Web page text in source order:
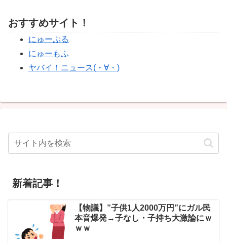
おすすめサイト！
にゅーぷる
にゅーもふ
ヤバイ！ニュース(・∀・)
新着記事！
【物議】”子供1人2000万円”にガル民
本音爆発→子なし・子持ち大激論にｗ
ｗｗ